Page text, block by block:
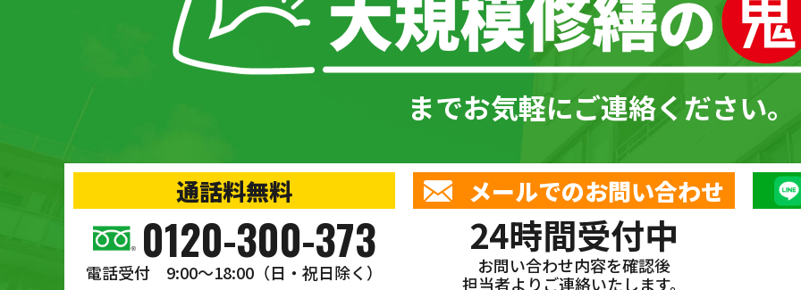
までお気軽にご連絡ください。
通話料無料
0120-300-373
電話受付 9:00〜18:00 （日・祝日除く）
メールでのお問い合わせ
24時間受付中
お問い合わせ内容を確認後
担当者よりご連絡いたします。